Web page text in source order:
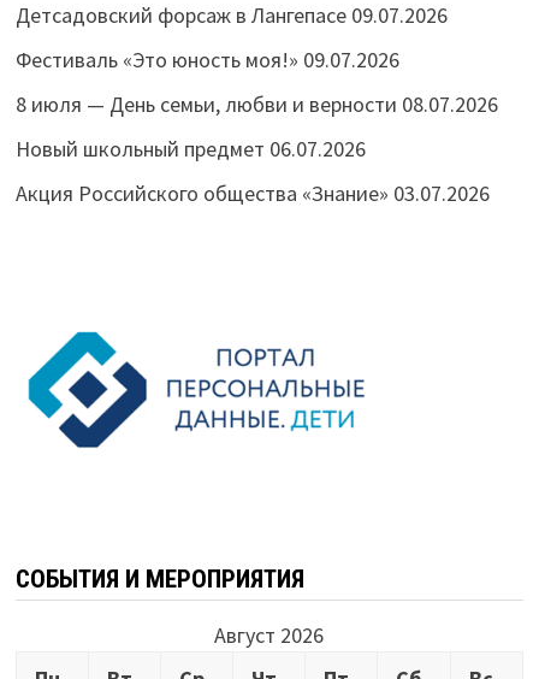
Детсадовский форсаж в Лангепасе 09.07.2026
Фестиваль «Это юность моя!» 09.07.2026
8 июля — День семьи, любви и верности 08.07.2026
Новый школьный предмет 06.07.2026
Акция Российского общества «Знание» 03.07.2026
СОБЫТИЯ И МЕРОПРИЯТИЯ
Август 2026